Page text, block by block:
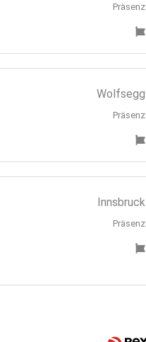
Präsenz
Wolfsegg
Präsenz
Innsbruck
Präsenz